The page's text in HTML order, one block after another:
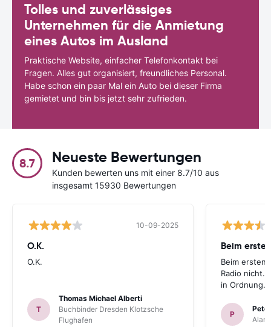
Tolles und zuverlässiges
Unternehmen für die Anmietung
eines Autos im Ausland
Praktische Website, einfacher Telefonkontakt bei
Fragen. Alles gut organisiert, freundliches Personal.
Habe schon ein paar Mal ein Auto bei dieser Firma
gemietet und bin bis jetzt sehr zufrieden.
8.7 Neueste Bewertungen
Kunden bewerten uns mit einer 8.7/10 aus
insgesamt 15930 Bewertungen
10-09-2025
O.K.
O.K.
T
Thomas Michael Alberti
Buchbinder Dresden Klotzsche
Flughafen
Beim
Beim ersten
Radio nicht.
in Ordnung.
P